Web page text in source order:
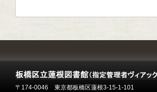
〒174-0046 東京都板橋区蓮根3-15-1-101